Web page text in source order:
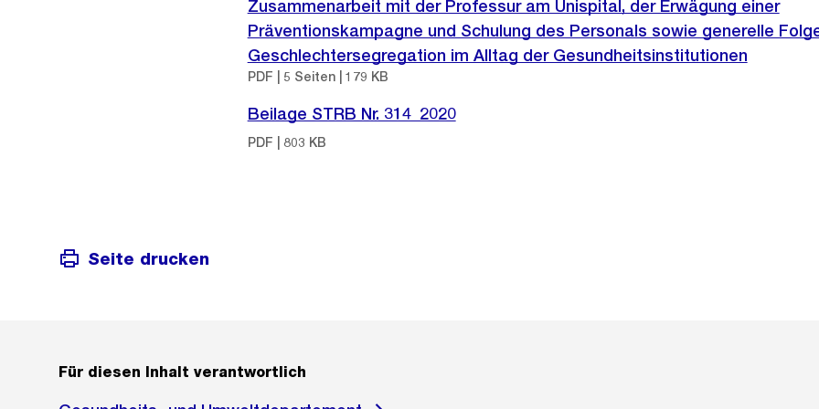
Zusammenarbeit mit der Professur am Unispital, der Erwägung einer
Präventionskampagne und Schulung des Personals sowie generelle
Geschlechtersegregation im Alltag der Gesundheitsinstitutionen
PDF | 5 Seiten | 179 KB
Beilage STRB Nr. 314_2020
PDF | 803 KB
Seite drucken
Für diesen Inhalt verantwortlich